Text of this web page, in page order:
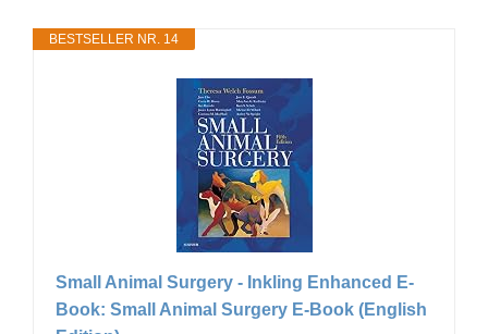
BESTSELLER NR. 14
Small Animal Surgery - Inkling Enhanced E-
Book: Small Animal Surgery E-Book (English